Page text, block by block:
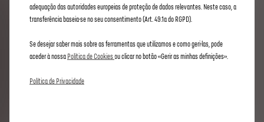
MAIS CONFORTO, MAIS ELÉTRICO
Otimiza a tua experiência de condução do teu DS elétrico.
Para mais comodidade, precondiciona o habitáculo remotamente a partir do teu
smartphone antes de entrares no carro. E durante a viagem, encontra as estações de
adequação das autoridades europeias de proteção de dados relevantes. Neste caso, a
transferência baseia-se no seu consentimento (Art. 49.1a do RGPD).
Se desejar saber mais sobre as ferramentas que utilizamos e como geri-las, pode
aceder à nossa Política de Cookiesou clicar no botão «Gerir as minhas definições».
Política de Privacidade